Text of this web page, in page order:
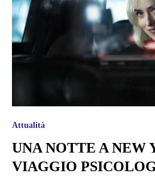
Attualità
UNA NOTTE A NEW
VIAGGIO